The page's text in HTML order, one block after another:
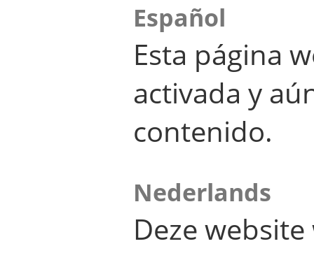
Español
Esta página
activada y
contenido.
Nederlands
Deze